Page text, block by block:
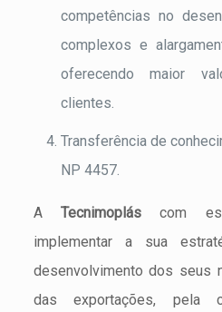
competências no
complexos e
oferecendo maior
clientes.
Transferência de
NP 4457.
ATecnimoplás com
implementar a sua
desenvolvimento dos seus
das exportações, pela